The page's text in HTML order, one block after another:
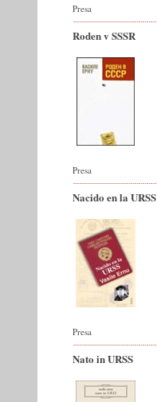
Presa
Roden v SSSR
Presa
Nacido en la URSS
Presa
Nato in URSS